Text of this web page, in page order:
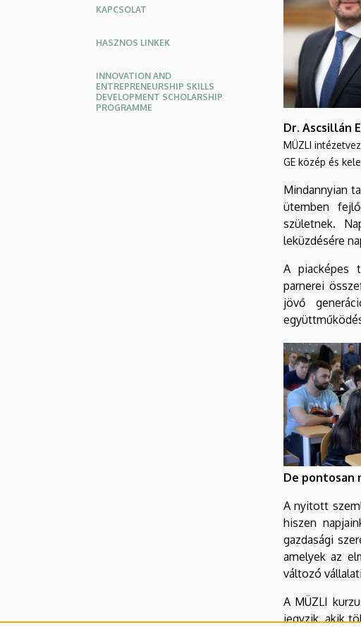
KAPCSOLAT
HASZNOS LINKEK
INNOVATION AND
ENTREPRENEURSHIP SKILLS
DEVELOPMENT SCHOLARSHIP
PROGRAMME
Dr. Ascsillán
MÜZLI
GE közép és
Mindannyian
ütemben
születnek.
leküzdésére
A piacképes
parnerei
jövő
De pontosan
A nyitott
hiszen
gazdasági
amelyek az
változó
A MÜZLI
jegyzik, akik